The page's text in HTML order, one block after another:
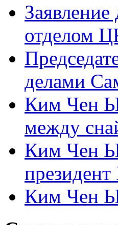
отделом
делами
Ким Чен
между
Ким Чен
Ким Чен